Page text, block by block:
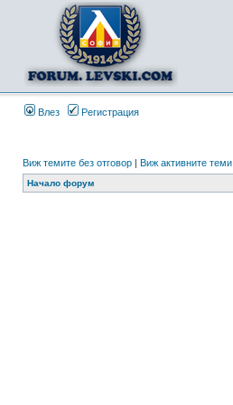
Влез Регистрация
Виж темите без отговор | Виж активните теми
Начало форум